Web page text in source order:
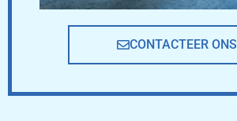
CONTACTEER ONS